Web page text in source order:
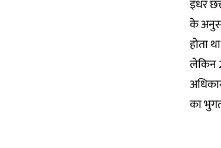
इधर
के
होता
लेकिन
का